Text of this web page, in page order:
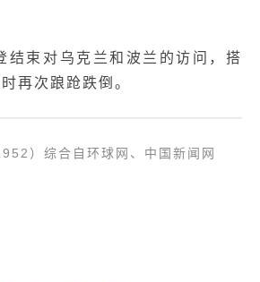
结束对乌克兰和波兰的访问，搭
再次踉跄跌倒。
）综合自环球网、中国新闻网